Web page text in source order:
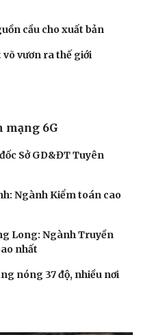
tế Hà Nội 2026: Hào
Việt
Bằng công nhận Cây
quả pháo hoa tại
cầu cho xuất bản